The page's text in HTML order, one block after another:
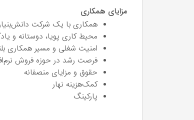
مزایای همکاری
همکاری با یک شرکت
محیط کاری پویا، دوستانه و
امنیت شغلی و مسیر همکاری
فرصت رشد در حوزه فروش
حقوق و مزایای منصفانه
کمک‌هزینه نهار
پارکینگ